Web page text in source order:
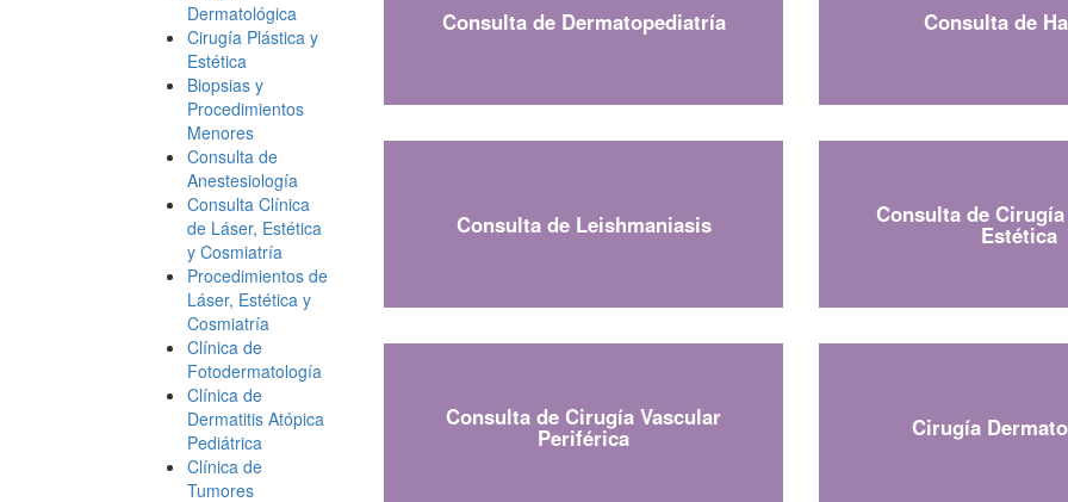
Dermatológica
Cirugía Plástica y
Estética
Biopsias y
Procedimientos
Menores
Consulta de
Anestesiología
Consulta Clínica
de Láser, Estética
y Cosmiatría
Procedimientos de
Láser, Estética y
Cosmiatría
Clínica de
Fotodermatología
Clínica de
Dermatitis Atópica
Pediátrica
Clínica de
Tumores
Consulta de Dermatopediatría Consulta de
Consulta de Leishmaniasis Consulta de
Estética
Consulta de Cirugía Vascular
Periférica Cirugía